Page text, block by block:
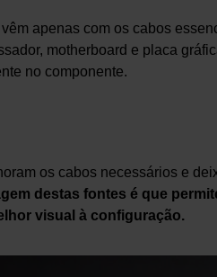
apenas com os cabos
motherboard e placa
no componente.
os cabos necessários e
destas fontes é que
visual à configuração.